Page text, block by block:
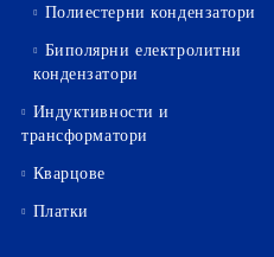
Полиестерни кондензатори
Биполярни електролитни
кондензатори
Индуктивности и
трансформатори
Кварцове
Платки